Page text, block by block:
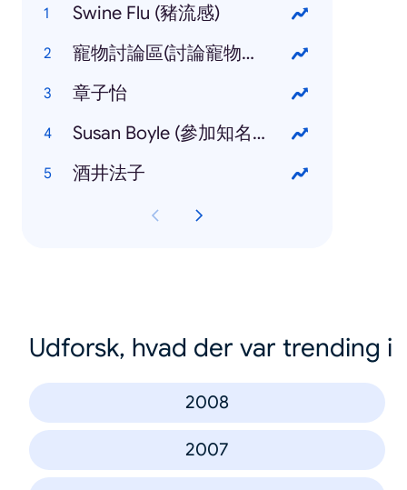
Swine Flu (豬流感)
寵物討論區(討論寵物的討論區)
章子怡
Susan Boyle (參加知名選秀節目 Britain's Got Talent)
酒井法子
Udforsk, hvad der var trending i
2008
2007